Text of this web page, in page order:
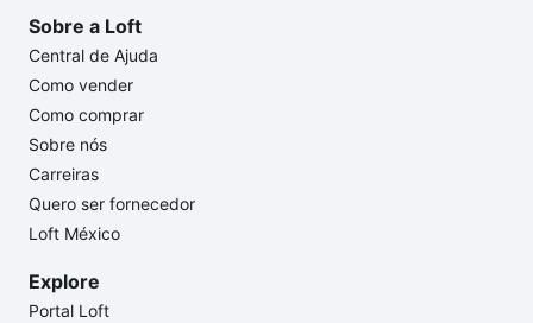
Sobre a Loft
Central de Ajuda
Como vender
Como comprar
Sobre nós
Carreiras
Quero ser fornecedor
Loft México
Explore
Portal Loft